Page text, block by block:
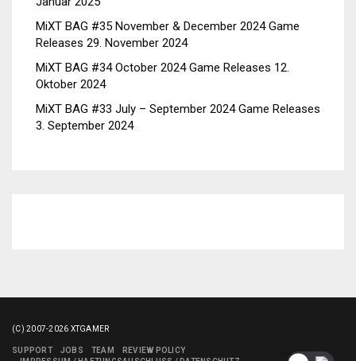
MiXT BAG #35 November & December 2024 Game
Releases 29. November 2024
MiXT BAG #34 October 2024 Game Releases 12.
Oktober 2024
MiXT BAG #33 July – September 2024 Game Releases
3. September 2024
(C) 2007-2026 XTGAMER
SUPPORT JOBS TEAM
REVIEW POLICY